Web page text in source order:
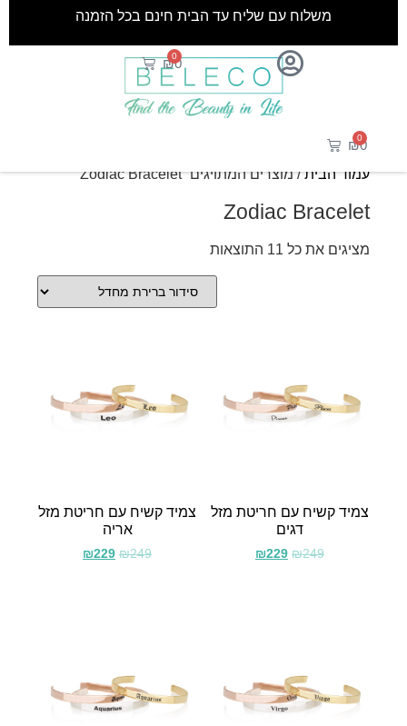
₪0
0
משלוח עם שליח עד הבית חינם בכל הזמנה
₪0
0
עמוד הבית/ מוצרים המתויגים “Zodiac Bracelet”
Zodiac Bracelet
מציגים את כל ⁦11⁩ התוצאות
צמיד קשיח עם חריטת מזל
דגים
₪249
₪229
צמיד קשיח עם חריטת מזל
אריה
₪249
₪229